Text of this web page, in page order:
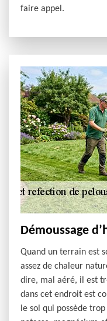
faire appel.
Démoussage
Quand un terrain est
assez de chaleur
dire, mal aéré, il est
dans cet endroit est
le sol qui possède